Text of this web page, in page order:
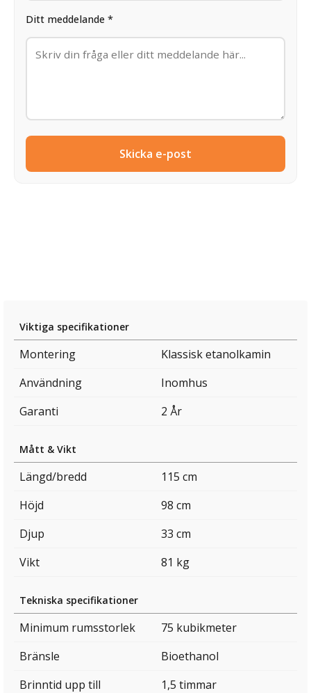
Ditt meddelande *
Skicka e-post
Viktiga specifikationer
Montering
Klassisk etanolkamin
Användning
Inomhus
Garanti
2 År
Mått & Vikt
Längd/bredd
115 cm
Höjd
98 cm
Djup
33 cm
Vikt
81 kg
Tekniska specifikationer
Minimum rumsstorlek
75 kubikmeter
Bränsle
Bioethanol
Brinntid upp till
1,5 timmar